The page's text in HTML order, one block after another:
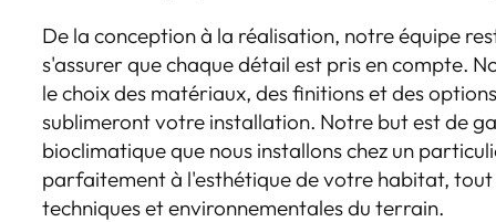
De la conception à la réalisation, notre équipe
s'assurer que chaque détail est pris en compte.
le choix des matériaux, des finitions et des
sublimeront votre installation. Notre but est de
bioclimatique que nous installons chez un
parfaitement à l'esthétique de votre habitat,
techniques et environnementales du terrain.